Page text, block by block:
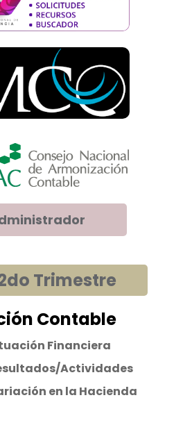
Trimestre
Contable
Financiera
Actividades
en la Hacienda